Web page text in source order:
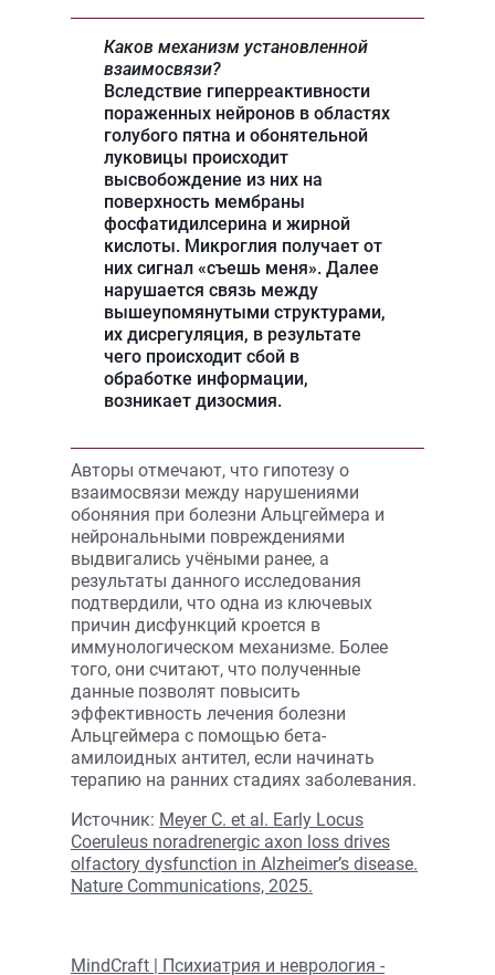
Каков механизм установленной
взаимосвязи?
Вследствие гиперреактивности
пораженных нейронов в областях
голубого пятна и обонятельной
луковицы происходит
высвобождение из них на
поверхность мембраны
фосфатидилсерина и жирной
кислоты. Микроглия получает от
них сигнал «съешь меня». Далее
нарушается связь между
вышеупомянутыми структурами,
их дисрегуляция, в результате
чего происходит сбой в
обработке информации,
возникает дизосмия.
Авторы отмечают, что гипотезу о
взаимосвязи между нарушениями
обоняния при болезни Альцгеймера и
нейрональными повреждениями
выдвигались учёными ранее, а
результаты данного исследования
подтвердили, что одна из ключевых
причин дисфункций кроется в
иммунологическом механизме. Более
того, они считают, что полученные
данные позволят повысить
эффективность лечения болезни
Альцгеймера с помощью бета-
амилоидных антител, если начинать
терапию на ранних стадиях заболевания.
Источник: Meyer C. et al. Early Locus
Coeruleus noradrenergic axon loss drives
olfactory dysfunction in Alzheimer’s disease.
Nature Communications, 2025.
MindCraft | Психиатрия и неврология -